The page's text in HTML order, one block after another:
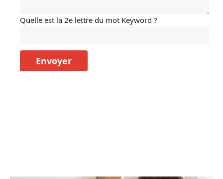
Quelle est la 2e lettre du mot Keyword ?